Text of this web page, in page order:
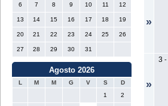
6 7 8 9 10 11 12
13 14 15 16 17 18 19
20 21 22 23 24 25 26
27 28 29 30 31
Agosto 2026
L M M G V S
D
1
2
»
»
3 -